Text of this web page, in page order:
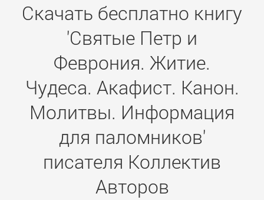
Скачать бесплатно книгу
'Святые Петр и
Феврония. Житие.
Чудеса. Акафист. Канон.
Молитвы. Информация
для паломников'
писателя Коллектив
Авторов